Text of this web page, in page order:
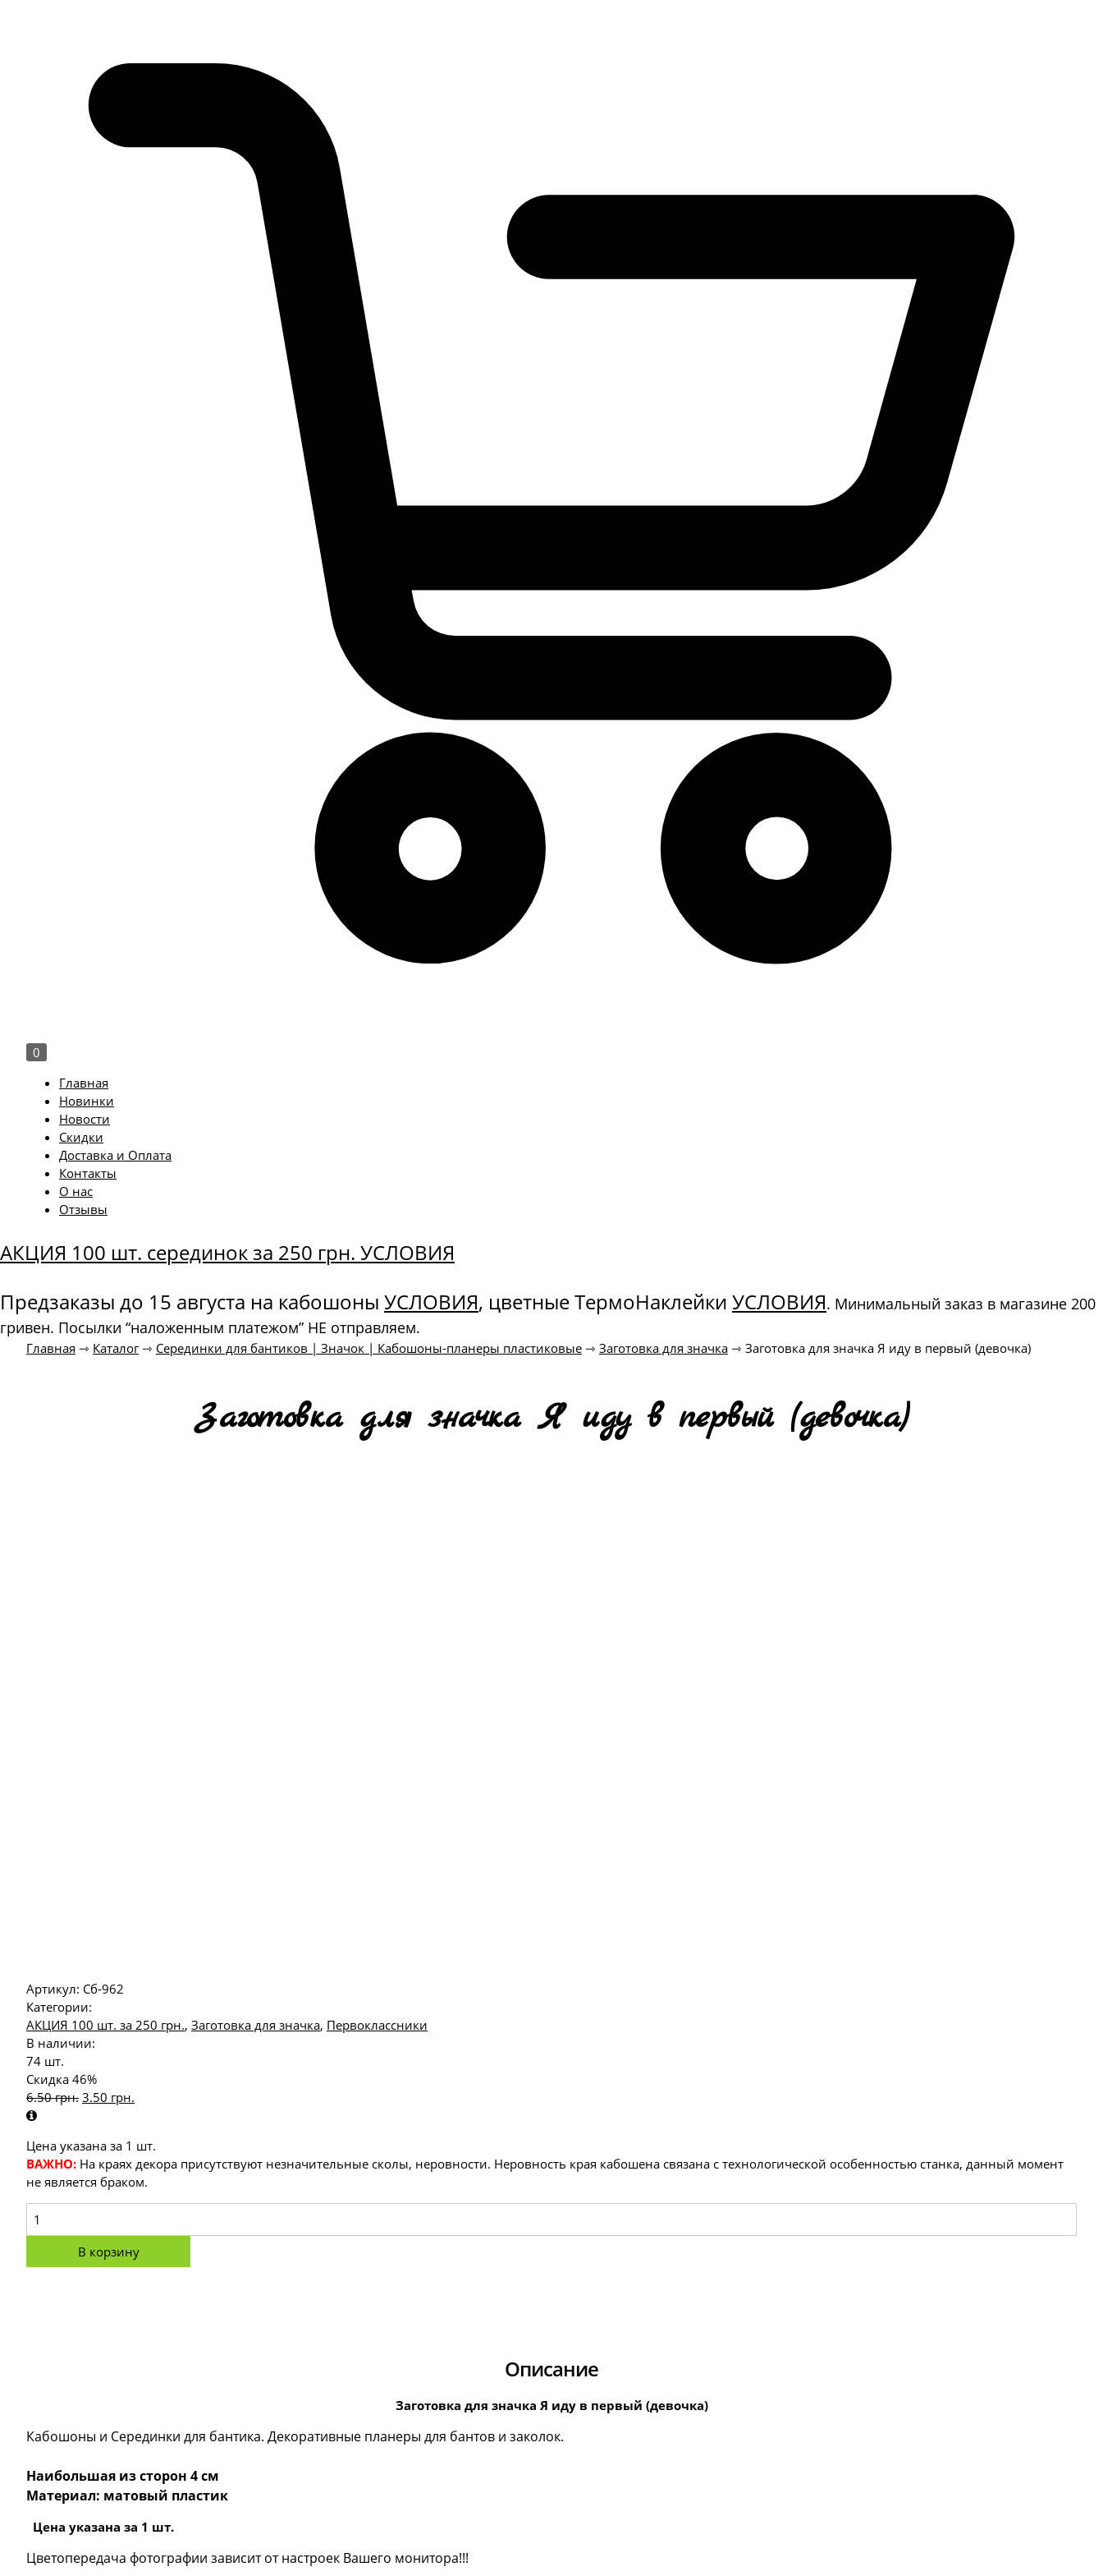
0
Главная
Новинки
Новости
Скидки
Доставка и Оплата
Контакты
О нас
Отзывы
АКЦИЯ 100 шт. серединок за 250 грн. УСЛОВИЯ
Предзаказы до 15 августа на кабошоны УСЛОВИЯ, цветные ТермоНаклейки УСЛОВИЯ. Минимальный заказ в магазине 200
гривен. Посылки “наложенным платежом” НЕ отправляем.
Главная ⇾ Каталог⇾ Серединки для бантиков | Значок | Кабошоны-планеры пластиковые ⇾ Заготовка для значка ⇾ Заготовка для значка Я иду в первый (девочка)
Заготовка для значка Я иду в первый (девочка)
Артикул: Сб-962
Категории:
АКЦИЯ 100 шт. за 250 грн., Заготовка для значка, Первоклассники
В наличии:
74 шт.
Скидка 46%
6.50грн. 3.50 грн.
Цена указана за 1 шт.
ВАЖНО: На краях декора присутствуют незначительные сколы, неровности. Неровность края кабошена связана с технологической особенностью станка, данный момент
не является браком.
В корзину
Описание
Заготовка для значка Я иду в первый (девочка)
Кабошоны и Серединки для бантика. Декоративные планеры для бантов и заколок.
Наибольшая из сторон 4 см
Материал: матовый пластик
Цена указана за 1 шт.
Цветопередача фотографии зависит от настроек Вашего монитора!!!